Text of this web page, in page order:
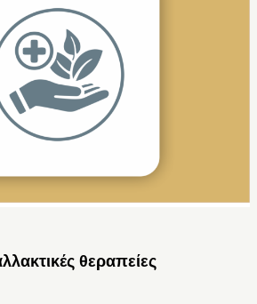
θεραπείες